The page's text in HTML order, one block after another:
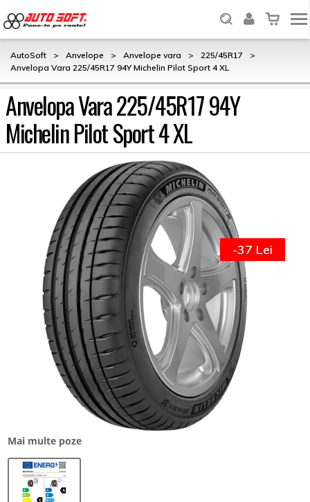
AutoSoft > Anvelope > Anvelope vara > 225/45R17
>
Anvelopa Vara 225/45R17 94Y Michelin Pilot Sport 4 XL
Anvelopa Vara 225/45R17 94Y
Michelin Pilot Sport 4 XL
Mai multe poze
-37 Lei